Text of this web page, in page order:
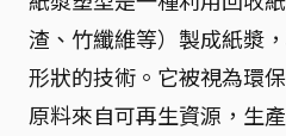
渣、竹纖維等）製成紙漿
形狀的技術。它被視為環
原料來自可再生資源，生